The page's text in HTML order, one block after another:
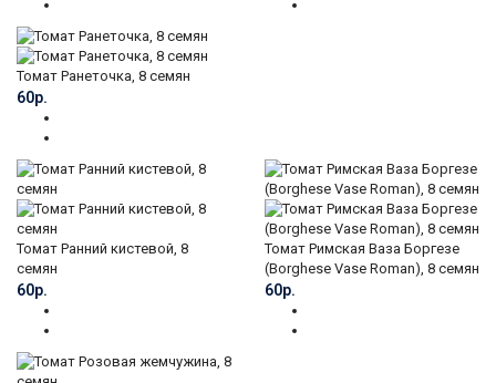
Томат Ранеточка, 8 семян
60р.
Томат Ранний кистевой, 8
семян
60р.
Томат Римская Ваза Боргезе
(Borghese Vase Roman), 8 семян
60р.